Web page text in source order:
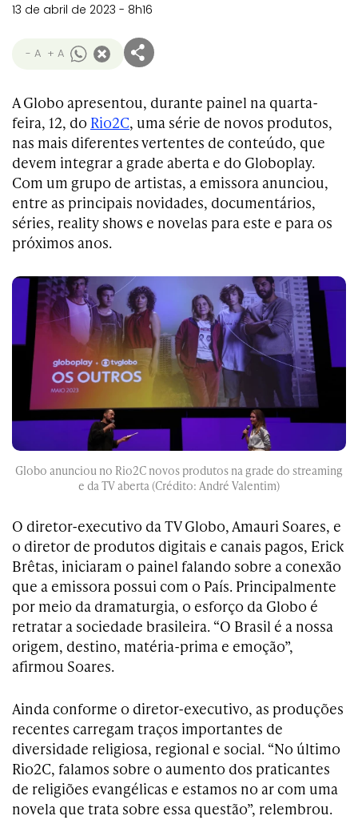
13 de abril de 2023 - 8h16
- A + A
A Globo apresentou, durante painel na quarta-
feira, 12, do Rio2C, uma série de novos produtos,
nas mais diferentes vertentes de conteúdo, que
devem integrar a grade aberta e do Globoplay.
Com um grupo de artistas, a emissora anunciou,
entre as principais novidades, documentários,
séries, reality shows e novelas para este e para os
próximos anos.
Globo anunciou no Rio2C novos produtos na grade do streaming
e da TV aberta (Crédito: André Valentim)
O diretor-executivo da TV Globo, Amauri Soares, e
o diretor de produtos digitais e canais pagos, Erick
Brêtas, iniciaram o painel falando sobre a conexão
que a emissora possui com o País. Principalmente
por meio da dramaturgia, o esforço da Globo é
retratar a sociedade brasileira. “O Brasil é a nossa
origem, destino, matéria-prima e emoção”,
afirmou Soares.
Ainda conforme o diretor-executivo, as produções
recentes carregam traços importantes de
diversidade religiosa, regional e social. “No último
Rio2C, falamos sobre o aumento dos praticantes
de religiões evangélicas e estamos no ar com uma
novela que trata sobre essa questão”, relembrou.